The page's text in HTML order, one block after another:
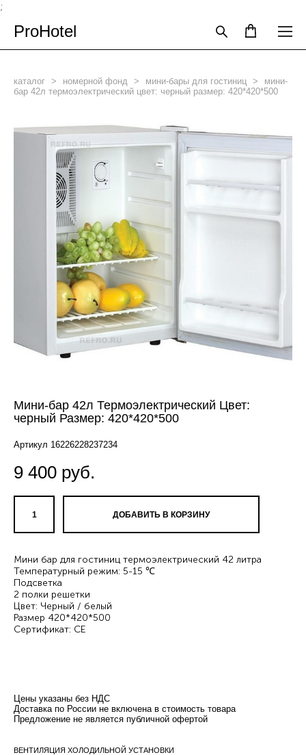
;
ProHotel
каталог > номерной фонд > мини-бары для гостиниц >
мини-
бар 42л термоэлектрический цвет: черный размер: 420*420*500
Мини-бар 42л Термоэлектрический Цвет:
черный Размер: 420*420*500
Артикул 16226228237234
9 400 pуб.
ДОБАВИТЬ В КОРЗИНУ
Мини бар для гостиниц термоэлектрический 42 литра
Температурный режим: 5-15 ℃
Подсветка
2 полки решетки
Цвет: Черный / белый
Размер 420*420*500
Сертификат: СЕ
Цены указаны без НДС
Доставка по России не включена в стоимость товара
​Предложение не является публичной офертой
ВЕНТИЛЯЦИЯ ХОЛОДИЛЬНОЙ УСТАНОВКИ